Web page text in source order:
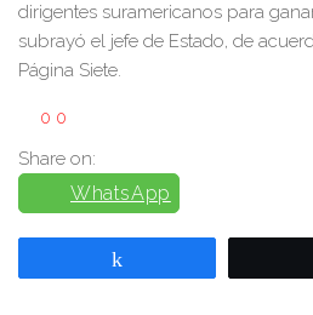
dirigentes suramericanos para
subrayó el jefe de Estado, de
Página Siete.
0 0
Share on:
WhatsApp